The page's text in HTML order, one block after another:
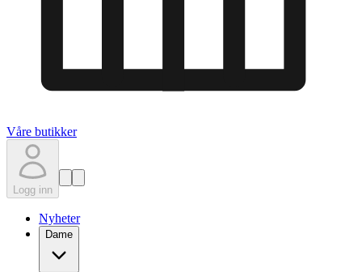
Våre butikker
Logg inn
Nyheter
Dame